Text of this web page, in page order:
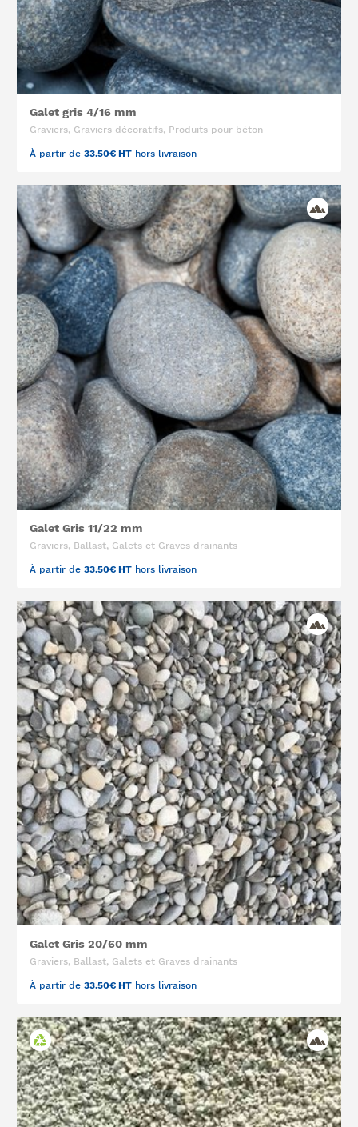
Galet gris 4/16 mm
Graviers, Graviers décoratifs, Produits pour béton
À partir de 33.50€ HT hors livraison
Galet Gris 11/22 mm
Graviers, Ballast, Galets et Graves drainants
À partir de 33.50€ HT hors livraison
Galet Gris 20/60 mm
Graviers, Ballast, Galets et Graves drainants
À partir de 33.50€ HT hors livraison